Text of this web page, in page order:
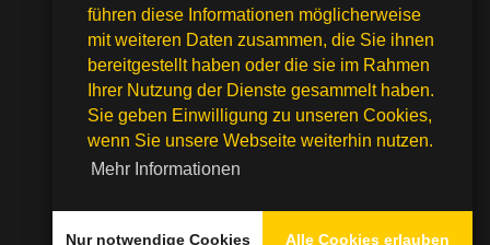
Kontakt
Datenschutz
Impressum
© 2021 Kalwey
führen diese Informationen möglicherweise
mit weiteren Daten zusammen, die Sie ihnen
bereitgestellt haben oder die sie im Rahmen
Ihrer Nutzung der Dienste gesammelt haben.
Sie geben Einwilligung zu unseren Cookies,
wenn Sie unsere Webseite weiterhin nutzen.
Mehr Informationen
Nur notwendige Cookies Alle Cookies erlauben